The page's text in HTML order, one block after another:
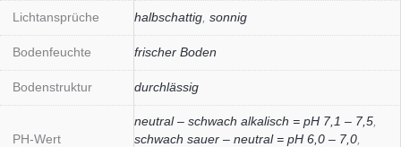
Lichtansprüche halbschattig sonnig
Bodenfeuchte frischer Boden
Bodenstruktur durchlässig
PH-Wert
neutral – schwach alkalisch = pH 7,1 – 7,5
schwach sauer – neutral = pH 6,0 – 7,0